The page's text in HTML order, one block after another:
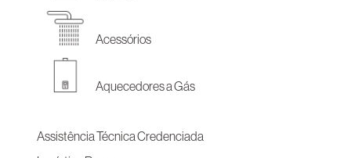
Acessórios
Aquecedores a Gás
Assistência Técnica Credenciada